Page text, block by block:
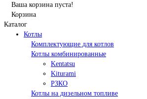
Ваша корзина пуста!
Корзина
Каталог
Котлы
Комплектующие для котлов
Котлы комбинированные
Kentatsu
Kiturami
РЗКО
Котлы на дизельном топливе